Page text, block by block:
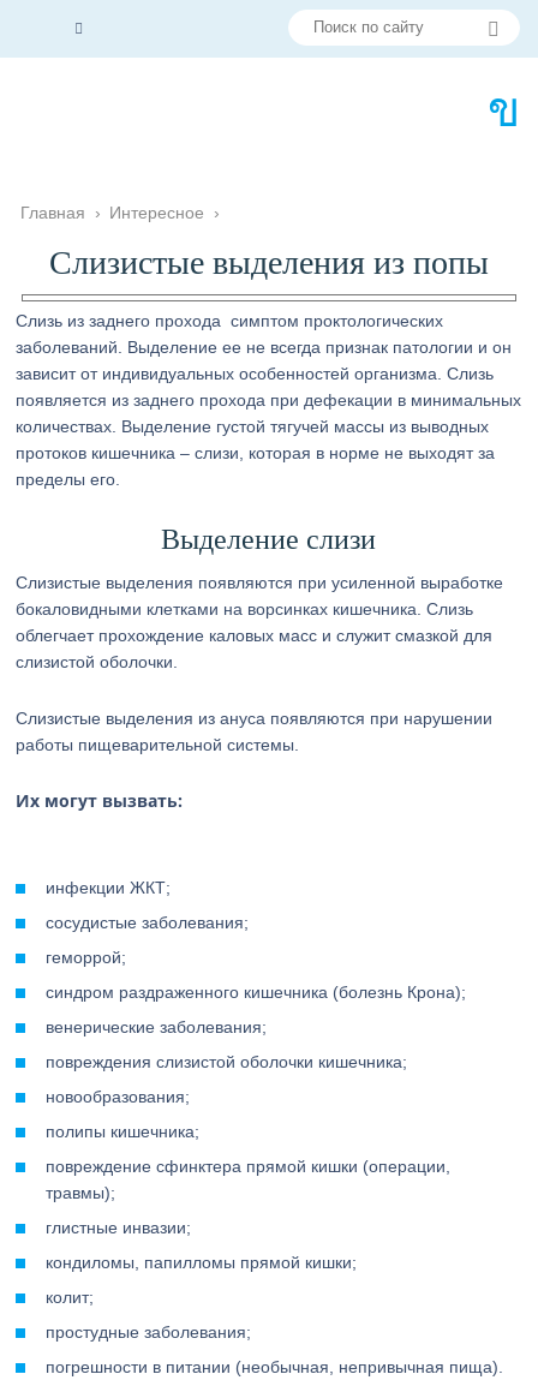
Главная › Интересное ›
Слизистые выделения из попы
Слизь из заднего прохода симптом проктологических
заболеваний. Выделение ее не всегда признак патологии и он
зависит от индивидуальных особенностей организма. Слизь
появляется из заднего прохода при дефекации в минимальных
количествах. Выделение густой тягучей массы из выводных
протоков кишечника – слизи, которая в норме не выходят за
пределы его.
Выделение слизи
Слизистые выделения появляются при усиленной выработке
бокаловидными клетками на ворсинках кишечника. Слизь
облегчает прохождение каловых масс и служит смазкой для
слизистой оболочки.
Слизистые выделения из ануса появляются при нарушении
работы пищеварительной системы.
Их могут вызвать:
инфекции ЖКТ;
сосудистые заболевания;
геморрой;
синдром раздраженного кишечника (болезнь Крона);
венерические заболевания;
повреждения слизистой оболочки кишечника;
новообразования;
полипы кишечника;
повреждение сфинктера прямой кишки (операции,
травмы);
глистные инвазии;
кондиломы, папилломы прямой кишки;
колит;
простудные заболевания;
погрешности в питании (необычная, непривычная пища).